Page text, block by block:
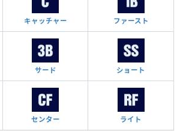
キャッチャー ファースト
サード ショート
センター ライト